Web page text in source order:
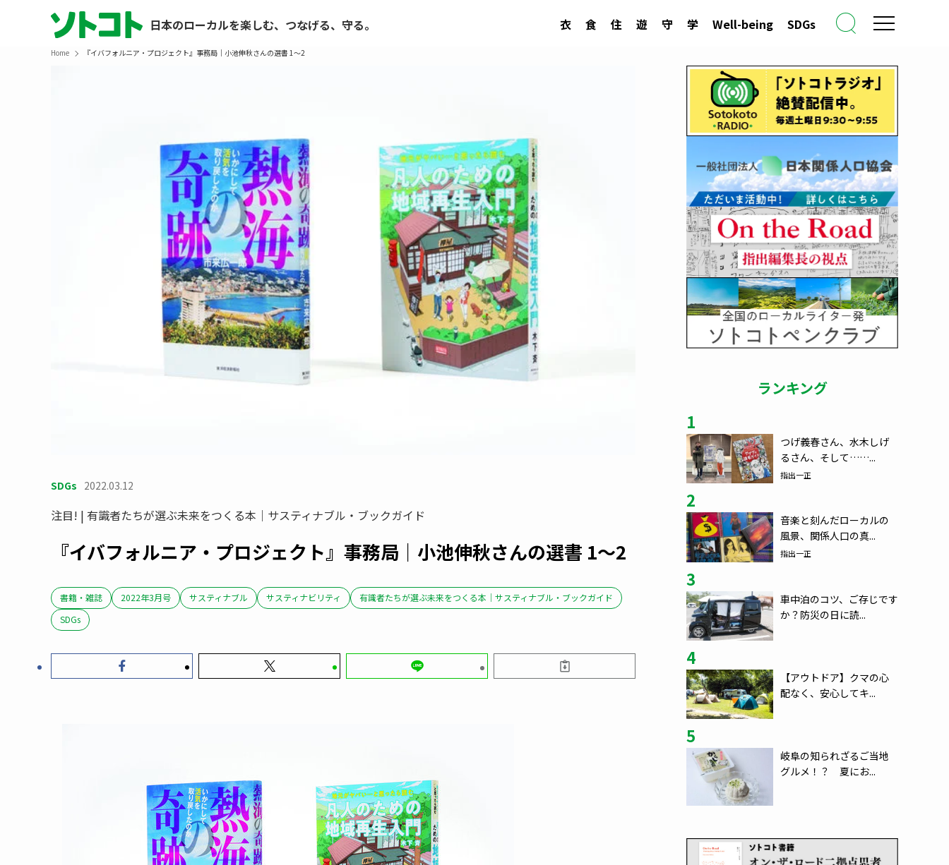
日本のローカルを楽しむ、つなげる、守る。 衣 食 住 遊 守 学 Well-being SDGs
Home 『イバフォルニア・プロジェクト』事務局｜小池伸秋さんの選書 1〜2
SDGs 2022.03.12
注目! | 有識者たちが選ぶ未来をつくる本｜サスティナブル・ブックガイド
『イバフォルニア・プロジェクト』事務局｜小池伸秋さんの選書 1〜2
書籍・雑誌 2022年3月号 サスティナブル サスティナビリティ
有識者たちが選ぶ未来をつくる本｜サスティナブル・ブックガイド
SDGs
ランキング
1
つげ義春さん、水木しげ
るさん、そして……...
指出一正
2
音楽と刻んだローカルの
風景、関係人口の真...
指出一正
3
車中泊のコツ、ご存じです
か？防災の日に読...
4
【アウトドア】クマの心
配なく、安心してキ...
5
岐阜の知られざるご当地
グルメ！？ 夏にお...